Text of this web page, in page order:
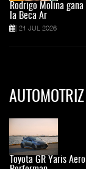
Rodrigo Molina gana
la Beca Ar
21 JUL 2026
AUTOMOTRIZ
Toyota GR Yaris Aero